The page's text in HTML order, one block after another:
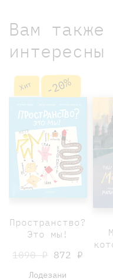
Вам также
интересны
Хит -20%
Пространство?
Это мы!
1090 ₽ 872 ₽
Лодезани